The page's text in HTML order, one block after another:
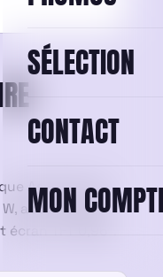
SÉLECTION
CONTACT
MON
Aspire Rover
accu intégré
TFT 0,96″.